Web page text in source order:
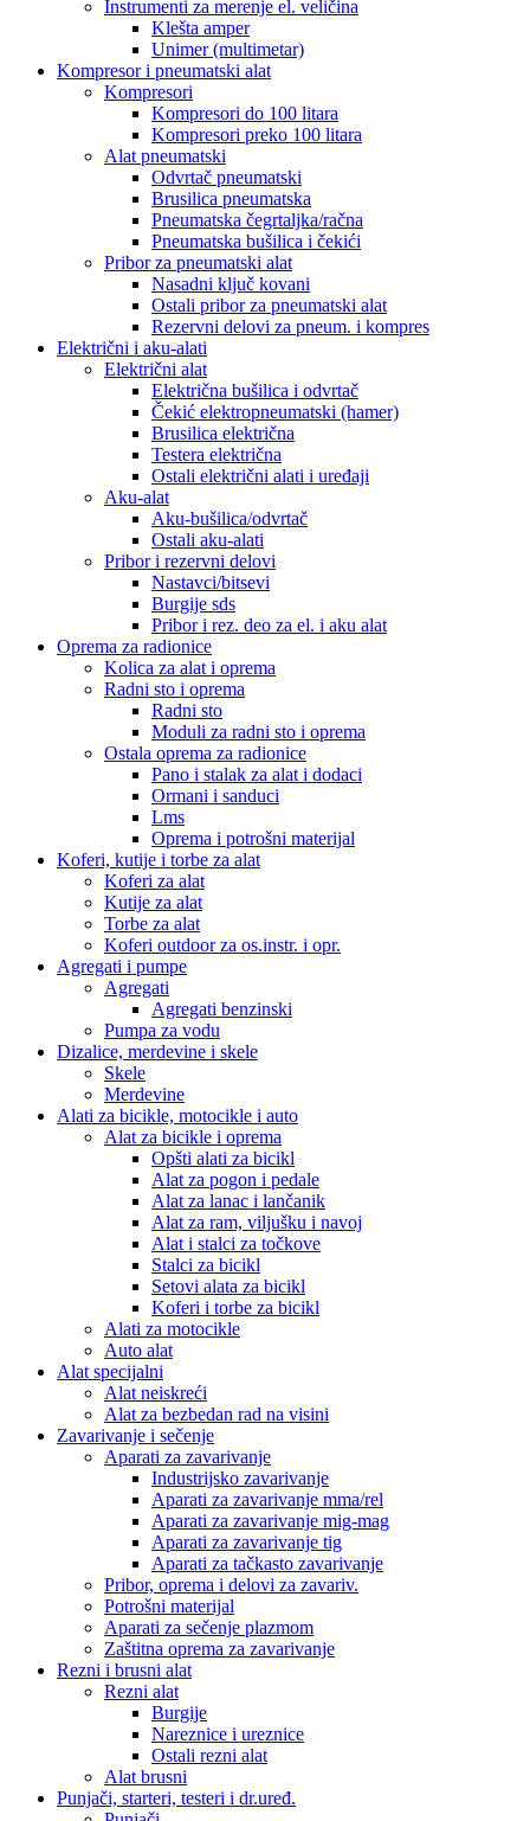
Instrumenti za merenje el. veličina
Klešta amper
Unimer (multimetar)
Kompresor i pneumatski alat
Kompresori
Kompresori do 100 litara
Kompresori preko 100 litara
Alat pneumatski
Odvrtač pneumatski
Brusilica pneumatska
Pneumatska čegrtaljka/račna
Pneumatska bušilica i čekići
Pribor za pneumatski alat
Nasadni ključ kovani
Ostali pribor za pneumatski alat
Rezervni delovi za pneum. i kompres
Električni i aku-alati
Električni alat
Električna bušilica i odvrtač
Čekić elektropneumatski (hamer)
Brusilica električna
Testera električna
Ostali električni alati i uređaji
Aku-alat
Aku-bušilica/odvrtač
Ostali aku-alati
Pribor i rezervni delovi
Nastavci/bitsevi
Burgije sds
Pribor i rez. deo za el. i aku alat
Oprema za radionice
Kolica za alat i oprema
Radni sto i oprema
Radni sto
Moduli za radni sto i oprema
Ostala oprema za radionice
Pano i stalak za alat i dodaci
Ormani i sanduci
Lms
Oprema i potrošni materijal
Koferi, kutije i torbe za alat
Koferi za alat
Kutije za alat
Torbe za alat
Koferi outdoor za os.instr. i opr.
Agregati i pumpe
Agregati
Agregati benzinski
Pumpa za vodu
Dizalice, merdevine i skele
Skele
Merdevine
Alati za bicikle, motocikle i auto
Alat za bicikle i oprema
Opšti alati za bicikl
Alat za pogon i pedale
Alat za lanac i lančanik
Alat za ram, viljušku i navoj
Alat i stalci za točkove
Stalci za bicikl
Setovi alata za bicikl
Koferi i torbe za bicikl
Alati za motocikle
Auto alat
Alat specijalni
Alat neiskreći
Alat za bezbedan rad na visini
Zavarivanje i sečenje
Aparati za zavarivanje
Industrijsko zavarivanje
Aparati za zavarivanje mma/rel
Aparati za zavarivanje mig-mag
Aparati za zavarivanje tig
Aparati za tačkasto zavarivanje
Pribor, oprema i delovi za zavariv.
Potrošni materijal
Aparati za sečenje plazmom
Zaštitna oprema za zavarivanje
Rezni i brusni alat
Rezni alat
Burgije
Nareznice i ureznice
Ostali rezni alat
Alat brusni
Punjači, starteri, testeri i dr.uređ.